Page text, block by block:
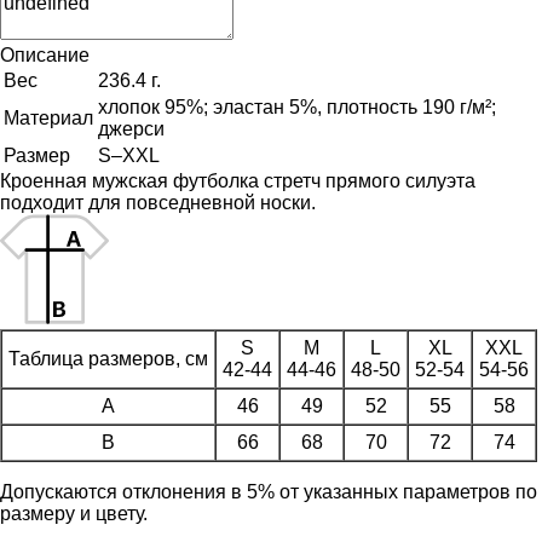
Описание
Вес
236.4 г.
Материал
хлопок 95%; эластан 5%, плотность 190 г/м²;
джерси
Размер
S–XXL
Кроенная мужская футболка стретч прямого силуэта
подходит для повседневной носки.
Таблица размеров, см
S
42-44
M
44-46
L
48-50
XL
52-54
XXL
54-56
A
46 49 52 55
58
B
66 68 70 72 74
Допускаются отклонения в 5% от указанных параметров по
размеру и цвету.